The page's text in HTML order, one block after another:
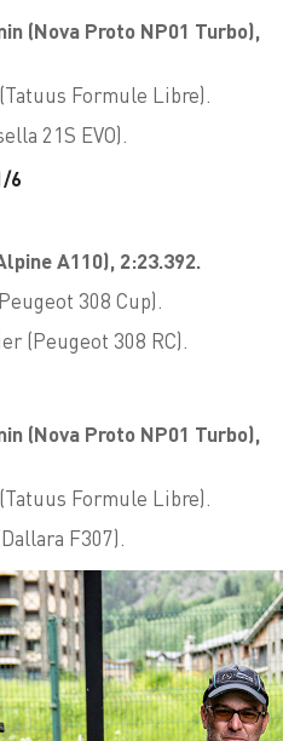
(Nova Proto NP01 Turbo),
Formule Libre).
21S EVO).
6
A110), 2:23.392.
308 Cup).
(Peugeot 308 RC).
(Nova Proto NP01 Turbo),
Formule Libre).
F307).